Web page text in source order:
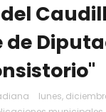
de
lunes,